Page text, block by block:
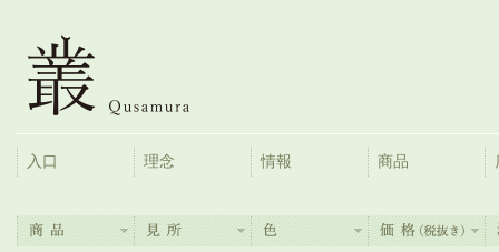
入口 理念 情報 商品